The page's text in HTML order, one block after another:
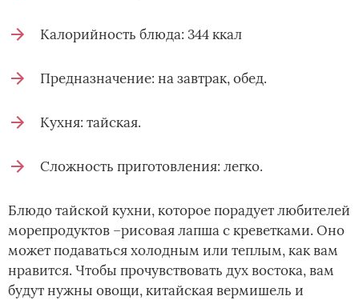
Калорийность блюда: 344 ккал
Предназначение: на завтрак, обед.
Кухня: тайская.
Сложность приготовления: легко.
Блюдо тайской кухни, которое порадует любителей
морепродуктов –рисовая лапша с креветками. Оно
может подаваться холодным или теплым, как вам
нравится. Чтобы прочувствовать дух востока, вам
будут нужны овощи, китайская вермишель и